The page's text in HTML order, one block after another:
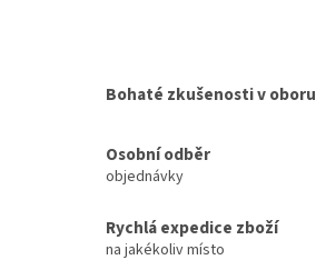
Bohaté zkušenosti v oboru
Osobní odběr
objednávky
Rychlá expedice zboží
na jakékoliv místo